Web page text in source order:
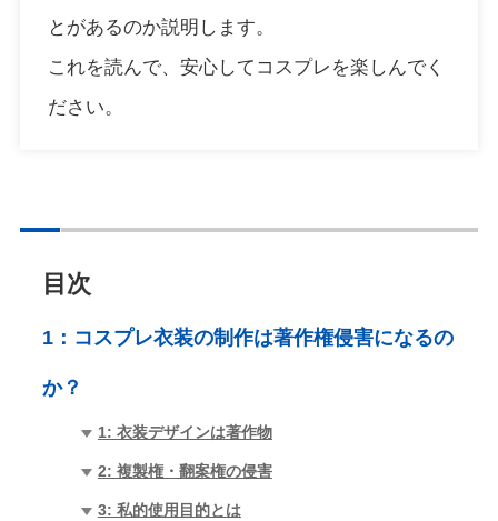
とがあるのか説明します。
これを読んで、安心してコスプレを楽しんでく
ださい。
目次
1： コスプレ衣装の制作は著作権侵害になるの
か？
1: 衣装デザインは著作物
2: 複製権・翻案権の侵害
3: 私的使用目的とは